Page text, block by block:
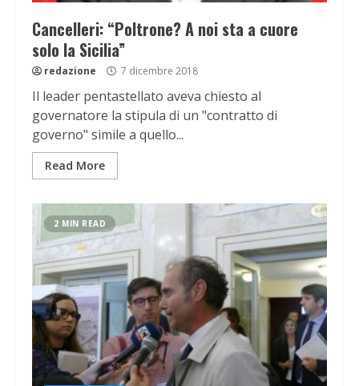
Cancelleri: “Poltrone? A noi sta a cuore
solo la Sicilia”
redazione 7 dicembre 2018
Il leader pentastellato aveva chiesto al
governatore la stipula di un "contratto di
governo" simile a quello...
Read More
2 MIN READ